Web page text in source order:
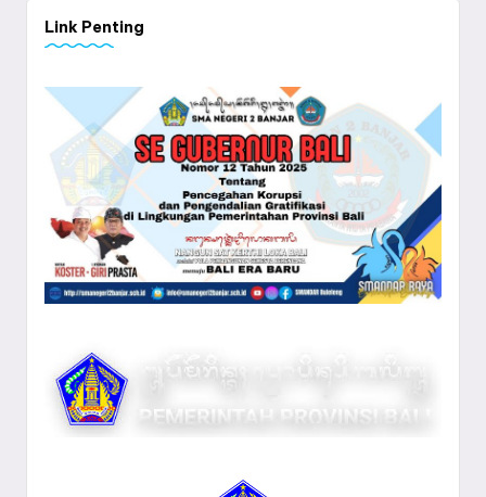
Link Penting